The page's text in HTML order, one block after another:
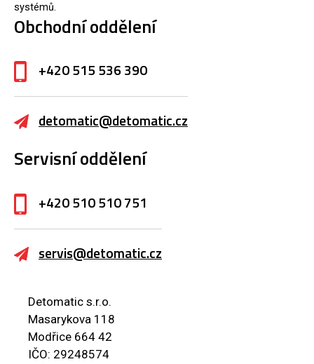
systémů.
Obchodní oddělení
+420 515 536 390
detomatic@detomatic.cz
Servisní oddělení
+420 510 510 751
servis@detomatic.cz
Detomatic s.r.o.
Masarykova 118
Modřice 664 42
IČO: 29248574